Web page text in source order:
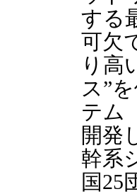
する
可欠
り高
ス”
テム
開発
幹系
国25